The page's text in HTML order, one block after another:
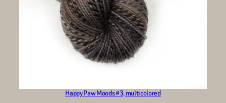
Happy Paw Moods #3, multicolored